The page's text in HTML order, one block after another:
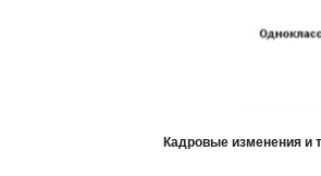
Кадровые изменения и